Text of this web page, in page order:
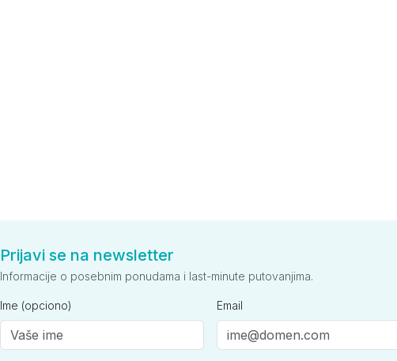
Prijavi se na newsletter
Informacije o posebnim ponudama i last-minute putovanjima.
Ime (opciono) Email